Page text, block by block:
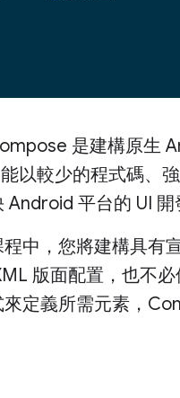
是建構原生
以較少的程式碼、
Android 平台的 UI 開
中，您將建構具有
版面配置，也不
定義所需元素，